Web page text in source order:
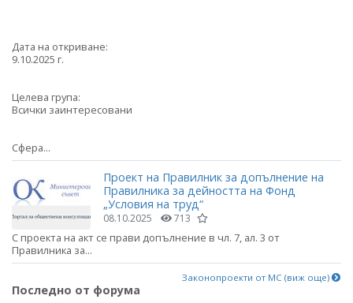
Дата на откриване:
9.10.2025 г.
Целева група:
Всички заинтересовани
Сфера...
Проект на Правилник за допълнение на
Правилника за дейността на Фонд
„Условия на труд“
08.10.2025 713
С проекта на акт се прави допълнение в чл. 7, ал. 3 от
Правилника за...
Законопроекти от МС (виж още)
Последно от форума